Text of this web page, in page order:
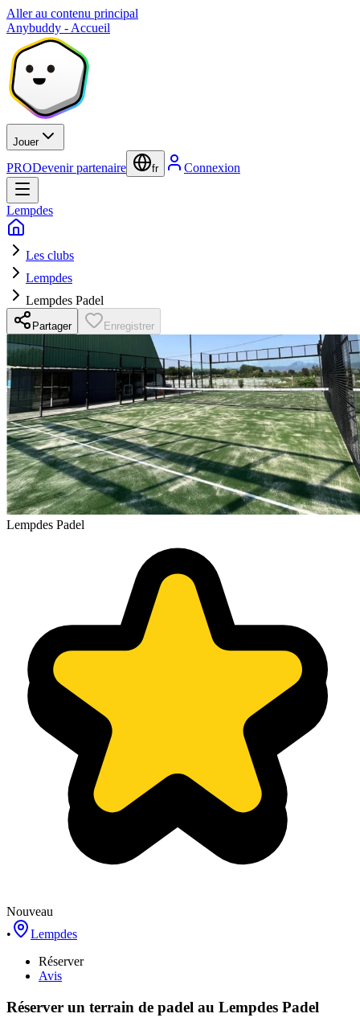
Aller au contenu principal
Anybuddy - Accueil
Jouer
PRODevenir partenaire fr Connexion
Lempdes
Les clubs
Lempdes
Lempdes Padel
Partager Enregistrer
Lempdes Padel
Nouveau
•
Lempdes
Réserver
Avis
Réserver un terrain de padel au Lempdes Padel